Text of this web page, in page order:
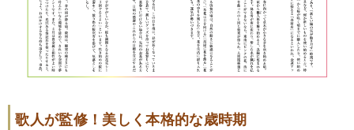
歌人が監修！美しく本格的な歳時期